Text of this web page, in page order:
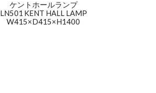
ケントホールランプ
LN501 KENT HALL LAMP
W415×D415×H1400